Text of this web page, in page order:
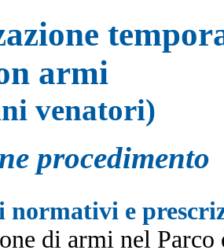
armi
venatori)
procedimento
e
di armi nel Parco